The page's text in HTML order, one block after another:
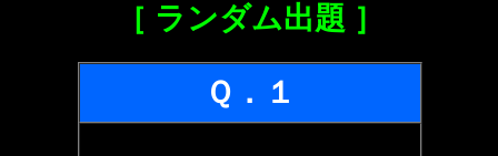
［ ランダム出題 ］
Ｑ．１